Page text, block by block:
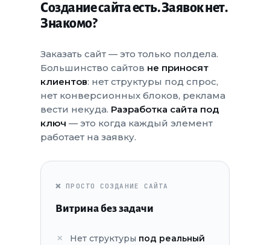
Создание сайта есть. Заявок нет.
Знакомо?
Заказать сайт — это только полдела.
Большинство сайтов не приносят
клиентов: нет структуры под спрос,
нет конверсионных блоков, реклама
вести некуда. Разработка сайта под
ключ — это когда каждый элемент
работает на заявку.
❌ ПРОСТО СОЗДАНИЕ САЙТА
Витрина без задачи
Нет структуры под реальный